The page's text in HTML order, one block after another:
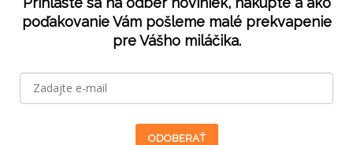
poďakovanie Vám pošleme malé prekvapenie
pre Vášho miláčika.
ODOBERAŤ